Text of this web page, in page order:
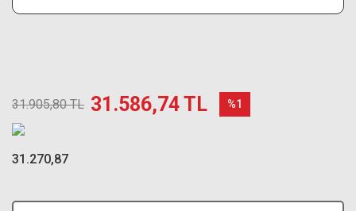
31.905,80 TL 31.586,74 TL %1
31.270,87